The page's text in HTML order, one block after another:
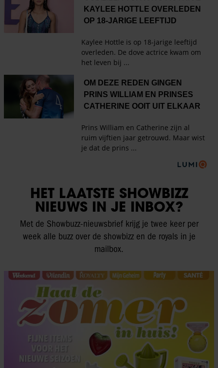
HET LAATSTE SHOWBIZZ
NIEUWS IN JE INBOX?
Met de Showbuzz-nieuwsbrief krijg je twee keer per
week alle buzz over de showbizz en de royals in je
mailbox.